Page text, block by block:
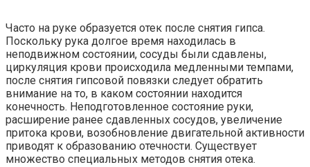
Часто на руке образуется отек после снятия гипса.
Поскольку рука долгое время находилась в
неподвижном состоянии, сосуды были сдавлены,
циркуляция крови происходила медленными темпами,
после снятия гипсовой повязки следует обратить
внимание на то, в каком состоянии находится
конечность. Неподготовленное состояние руки,
расширение ранее сдавленных сосудов, увеличение
притока крови, возобновление двигательной активности
приводят к образованию отечности. Существует
множество специальных методов снятия отека.